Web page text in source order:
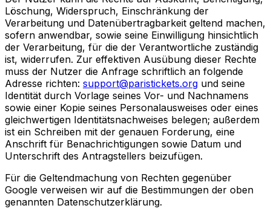
Löschung, Widerspruch, Einschränkung der
Verarbeitung und Datenübertragbarkeit geltend machen,
sofern anwendbar, sowie seine Einwilligung hinsichtlich
der Verarbeitung, für die der Verantwortliche zuständig
ist, widerrufen. Zur effektiven Ausübung dieser Rechte
muss der Nutzer die Anfrage schriftlich an folgende
Adresse richten: support@paristickets.org und seine
Identität durch Vorlage seines Vor- und Nachnamens
sowie einer Kopie seines Personalausweises oder eines
gleichwertigen Identitätsnachweises belegen; außerdem
ist ein Schreiben mit der genauen Forderung, eine
Anschrift für Benachrichtigungen sowie Datum und
Unterschrift des Antragstellers beizufügen.
Für die Geltendmachung von Rechten gegenüber
Google verweisen wir auf die Bestimmungen der oben
genannten Datenschutzerklärung.